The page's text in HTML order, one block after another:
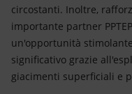
circostanti. Inoltre,
importante partner
un'opportunità
significativo grazie
giacimenti superficiali e